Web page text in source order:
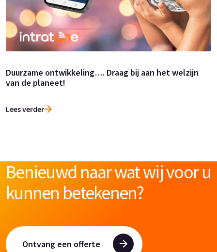
Duurzame ontwikkeling…. Draag bij aan het welzijn
van de planeet!
Lees verder
Benieuwd naar wat wij voor u
kunnen betekenen?
Ontvang een offerte